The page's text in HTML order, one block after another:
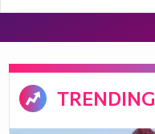
TRENDING